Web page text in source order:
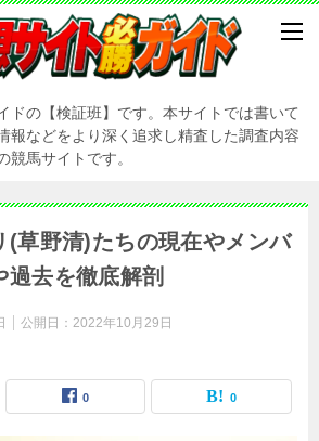
ドの【検証班】です。本サイトでは書いて
報などをより深く追求し精査した調査内容
競馬サイトです。
(草野清)たちの現在やメンバ
過去を徹底解剖
公開日： 2022年10月29日
0 0